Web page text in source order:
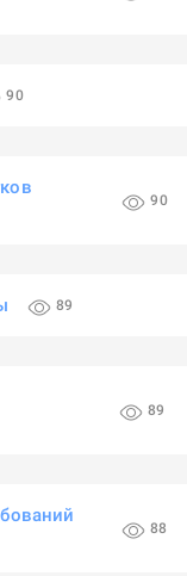
90
90
89
89
88